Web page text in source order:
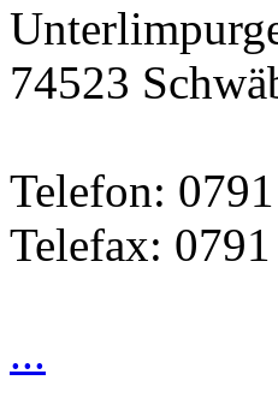
74523
Telefon:
Telefax:
...